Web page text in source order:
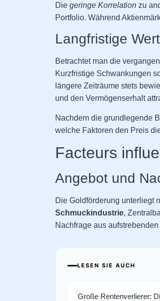
Die geringe Korrelation zu
Portfolio. Während
Langfristige
Betrachtet man die
Kurzfristige Schwankungen
längere Zeiträume stets
und den Vermögenserhalt
Nachdem die grundlegende
welche Faktoren den Preis
Facteurs
Angebot und
Die Goldförderung unterliegt
Schmuckindustrie,
Nachfrage aus
LESEN SIE AUCH
Große Rentenverlierer: